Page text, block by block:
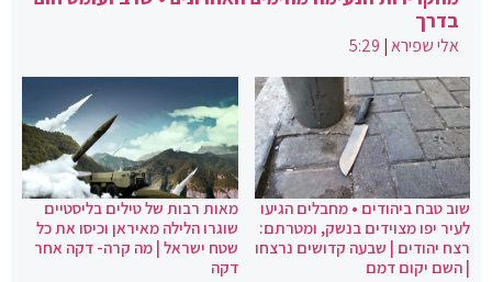
בדרך
אלי שפירא|
5:29
שוב טבח ביהודים • מחבלים הגיעו
לעיר יפו מצוידים בנשק, ומטרתם:
רצח יהודים | שבעה קדושים נרצחו
| השם יקום דמם
מאות רבות של טילים בליסטיים
שוגרו הלילה מאיראן וכיסו את כל
שטח ישראל | מה קרה- דקה אחר
דקה